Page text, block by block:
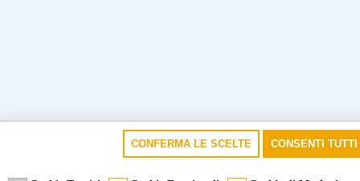
CONFERMA LE SCELTE CONSENTI TUTTI